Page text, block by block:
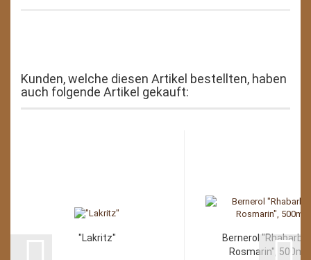
Kunden, welche diesen Artikel bestellten, haben
auch folgende Artikel gekauft:
"Lakritz"
Bernerol
Rosmarin",